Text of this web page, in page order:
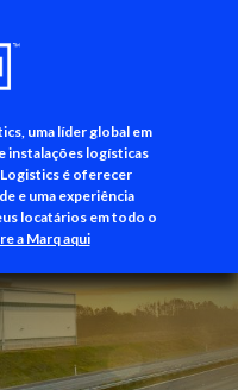
uma líder global em
instalações logísticas
Logistics é oferecer
e uma experiência
locatários em todo o
a Marq aqui
+55 (11) 3500-3700